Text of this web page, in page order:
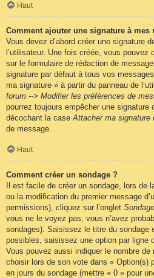
Haut
Comment ajouter une signature à mes
Vous devez d’abord créer une signature
l’utilisateur. Une fois créée, vous pouvez
sur le formulaire de rédaction de
signature par défaut à tous vos
ma signature » à partir du panneau de
forum --> Modifier les préférences de
pourrez toujours empêcher une signature
décochant la caseAttacher ma signature
de message.
Haut
Comment créer un sondage ?
Il est facile de créer un sondage, lors de
ou la modification du premier message
permissions), cliquez sur l’onglet Sondage
vous ne le voyez pas, vous n’avez
sondages). Saisissez le titre du sondage
possibles, saisissez une option par ligne
Vous pouvez aussi indiquer le nombre de
choisir lors de son vote dans « Option(s)
en jours du sondage (mettre « 0 » pour